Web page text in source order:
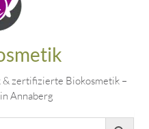
zertifizierte Biokosmetik –
Annaberg